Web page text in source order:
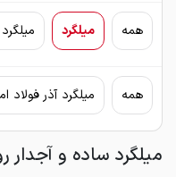
همه میلگرد
همه میلگرد آذر فولاد
میلگرد ساده و آجدار